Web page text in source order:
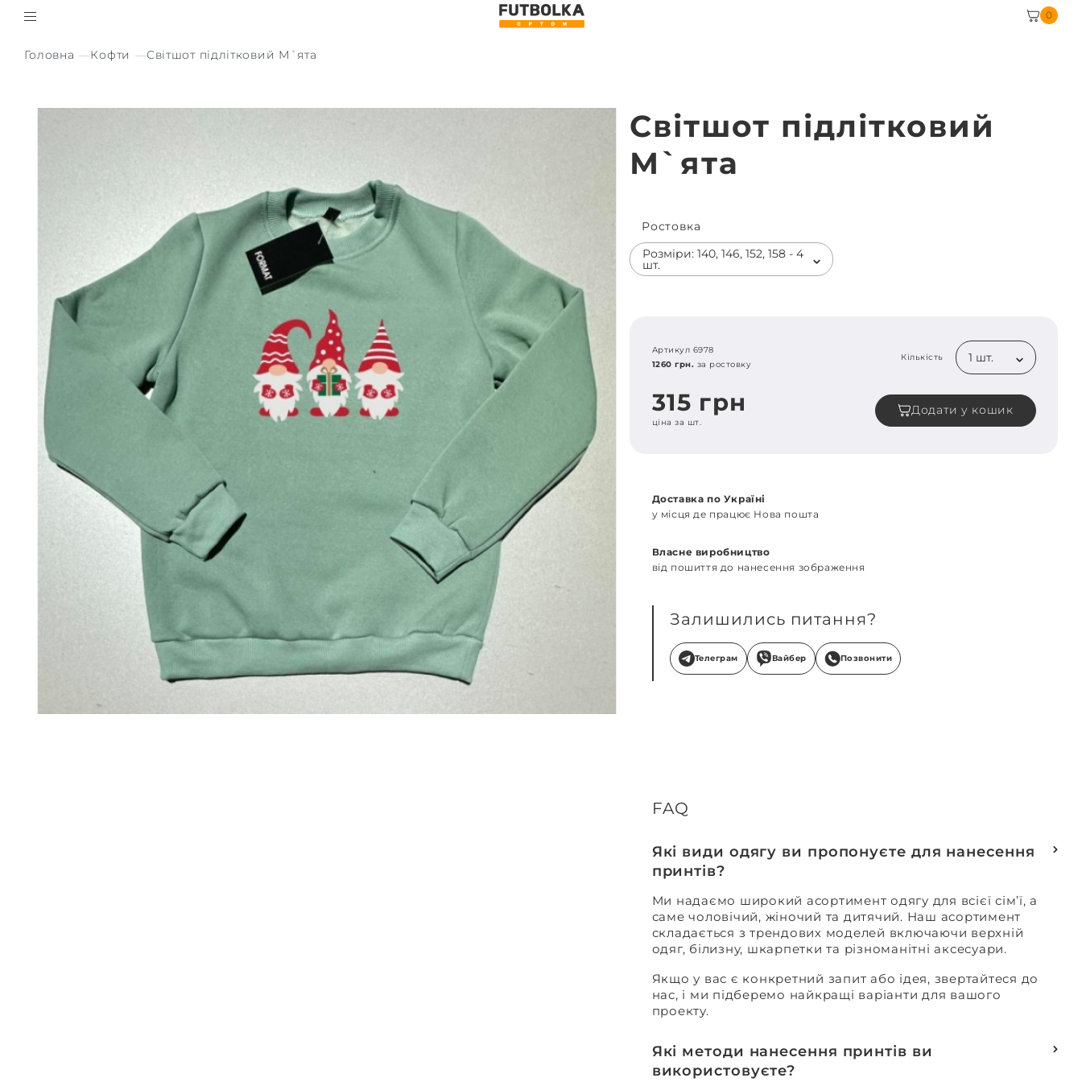
0
Головна Кофти Світшот підлітковий М`ята
Світшот підлітковий
М`ята
Ростовка
Розміри: 140, 146, 152, 158 - 4
шт.
Артикул 6978
1260 грн. за ростовку
Кількість 1 шт.
315 грн
ціна за шт.
Додати у кошик
Доставка по Україні
у місця де працює Нова пошта
Власне виробництво
від пошиття до нанесення зображення
Залишились питання?
Телеграм Вайбер Позвонити
FAQ
Які види одягу ви пропонуєте для нанесення
принтів?
Ми надаємо широкий асортимент одягу для всієї сім’ї, а
саме чоловічий, жіночий та дитячий. Наш асортимент
складається з трендових моделей включаючи верхній
одяг, білизну, шкарпетки та різноманітні аксесуари.
Якщо у вас є конкретний запит або ідея, звертайтеся до
нас, і ми підберемо найкращі варіанти для вашого
проекту.
Які методи нанесення принтів ви
використовуєте?